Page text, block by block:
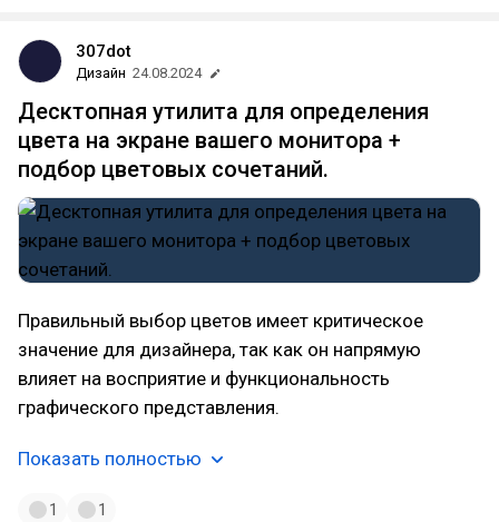
307dot
Дизайн 24.08.2024
Десктопная утилита для определения
цвета на экране вашего монитора +
подбор цветовых сочетаний.
Правильный выбор цветов имеет критическое
значение для дизайнера, так как он напрямую
влияет на восприятие и функциональность
графического представления.
Показать полностью
1 1